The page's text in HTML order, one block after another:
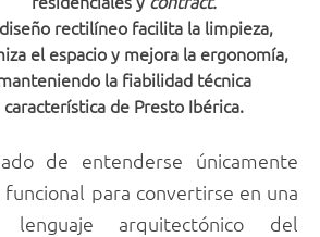
rectilíneo facilita la limpieza,
el espacio y mejora la ergonomía,
la fiabilidad técnica
característica de Presto Ibérica.
de entenderse únicamente
funcional para convertirse en una
arquitectónico del